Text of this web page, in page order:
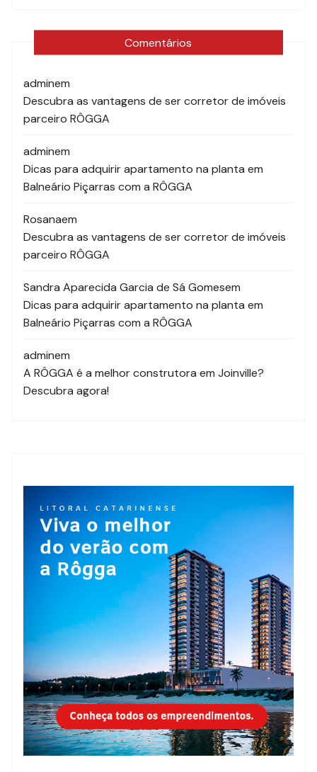
Comentários
adminem
Descubra as vantagens de ser corretor de imóveis
parceiro RÔGGA
adminem
Dicas para adquirir apartamento na planta em
Balneário Piçarras com a RÔGGA
Rosanaem
Descubra as vantagens de ser corretor de imóveis
parceiro RÔGGA
Sandra Aparecida Garcia de Sá Gomesem
Dicas para adquirir apartamento na planta em
Balneário Piçarras com a RÔGGA
adminem
A RÔGGA é a melhor construtora em Joinville?
Descubra agora!